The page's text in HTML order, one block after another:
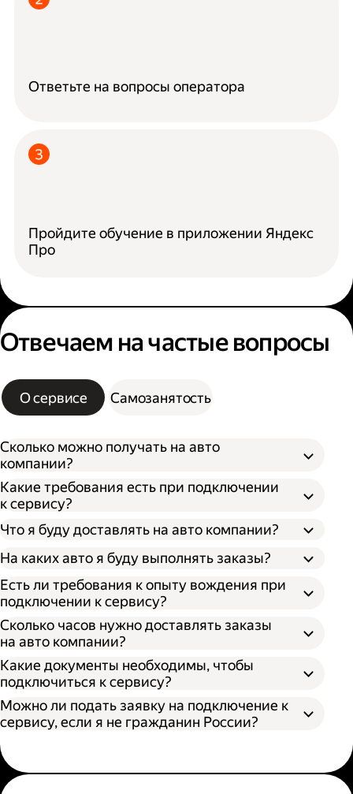
Ответьте на вопросы оператора
Пройдите обучение в приложении Яндекс
Про
Отвечаем на частые вопросы
О сервисе Самозанятость
Сколько можно получать на авто
компании?
Какие требования есть при подключении
к сервису?
Что я буду доставлять на авто компании?
На каких авто я буду выполнять заказы?
Есть ли требования к опыту вождения при
подключении к сервису?
Сколько часов нужно доставлять заказы
на авто компании?
Какие документы необходимы, чтобы
подключиться к сервису?
Можно ли подать заявку на подключение к
сервису, если я не гражданин России?